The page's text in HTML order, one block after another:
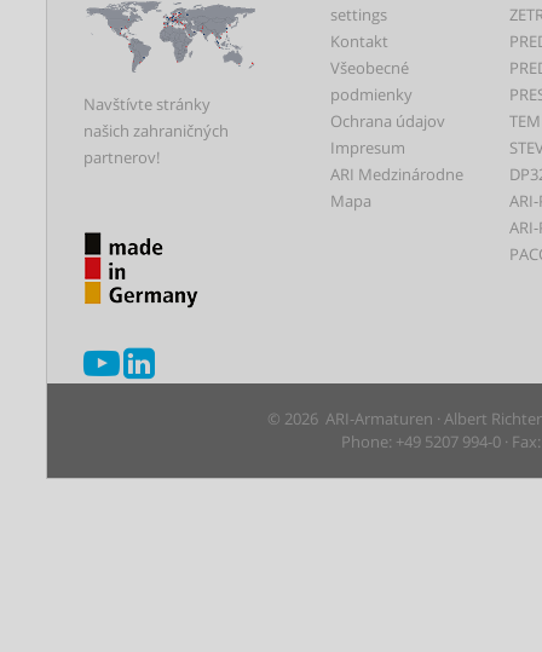
Navštívte stránky
našich zahraničných
partnerov!
settings
Kontakt
Všeobecné
podmienky
Ochrana údajov
Impresum
ARI Medzinárodne
Mapa
© 2026 ARI-Armaturen · Albert
Phone: +49 5207 994-0 ·